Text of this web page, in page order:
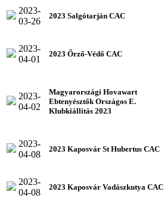
2023-
03-26
2023 Salgótarján CAC
2023-
04-01
2023 Őrző-Védő CAC
2023-
04-02
Magyarországi Hovawart
Ebtenyésztők Országos E.
Klubkiállítás 2023
2023-
04-08
2023 Kaposvár St Hubertus CAC
2023-
04-08
2023 Kaposvár Vadászkutya CAC